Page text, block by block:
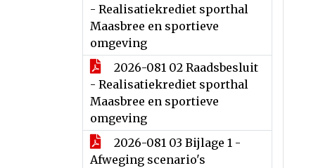
- Realisatiekrediet sporthal
Maasbree en sportieve
omgeving
2026-081 02 Raadsbesluit
- Realisatiekrediet sporthal
Maasbree en sportieve
omgeving
2026-081 03 Bijlage 1 -
Afweging scenario's